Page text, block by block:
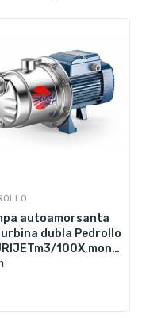
autoamorsanta
dubla Pedrollo